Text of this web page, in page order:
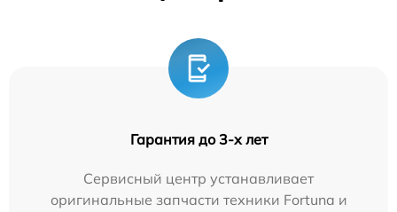
Гарантия до 3-х лет
Сервисный центр устанавливает
оригинальные запчасти техники Fortuna и